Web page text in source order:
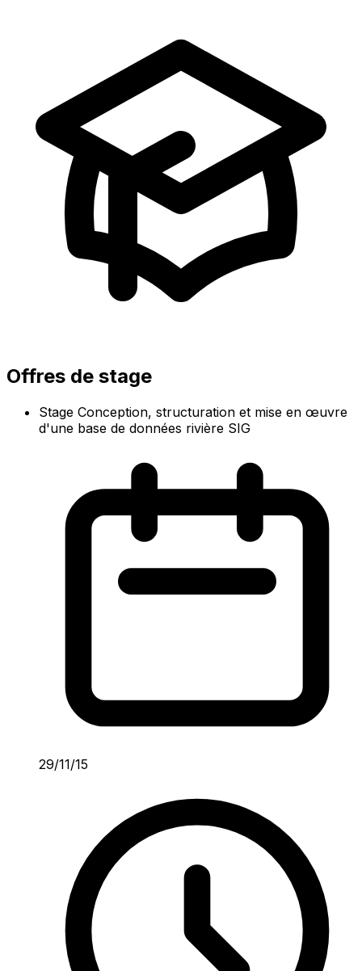
Offres de stage
Stage Conception, structuration et mise en œuvre
d'une base de données rivière SIG
29/11/15